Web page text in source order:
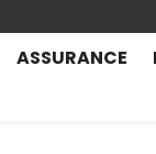
ASSURANCE